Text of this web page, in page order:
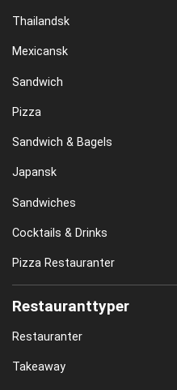
Thailandsk
Mexicansk
Sandwich
Pizza
Sandwich & Bagels
Japansk
Sandwiches
Cocktails & Drinks
Pizza Restauranter
Restauranttyper
Restauranter
Takeaway